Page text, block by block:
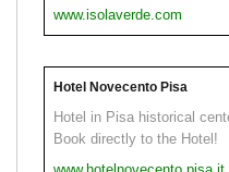
www.isolaverde.com
Hotel Novecento Pisa
Hotel in Pisa historical
Book directly to the Hotel!